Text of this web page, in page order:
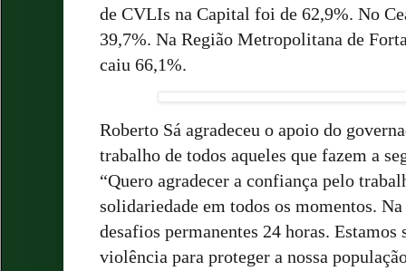
de CVLIs na Capital foi de 62,9%. No
39,7%. Na Região Metropolitana de
caiu 66,1%.
Roberto Sá agradeceu o apoio do
trabalho de todos aqueles que fazem a
“Quero agradecer a confiança pelo
solidariedade em todos os momentos.
desafios permanentes 24 horas. Estamos
violência para proteger a nossa